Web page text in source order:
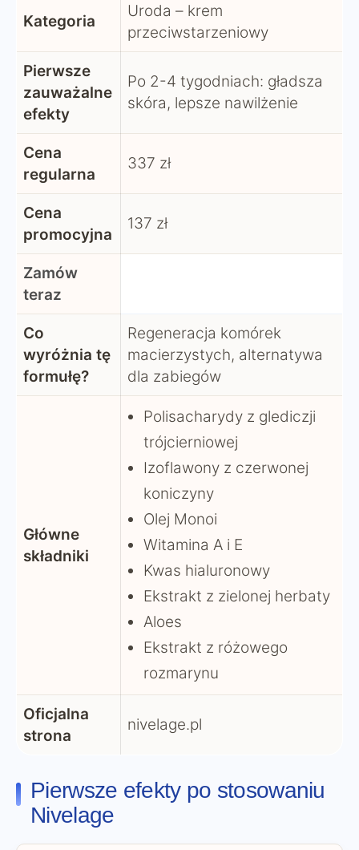
Kategoria
Uroda – krem
przeciwstarzeniowy
Pierwsze
zauważalne
efekty
Po 2-4 tygodniach: gładsza
skóra, lepsze nawilżenie
Cena
regularna
337 zł
Cena
promocyjna
137 zł
Zamów
teraz
Co
wyróżnia tę
formułę?
Regeneracja komórek
macierzystych, alternatywa
dla zabiegów
Główne
składniki
Polisacharydy z glediczji
trójcierniowej
Izoflawony z czerwonej
koniczyny
Olej Monoi
Witamina A i E
Kwas hialuronowy
Ekstrakt z zielonej herbaty
Aloes
Ekstrakt z różowego
rozmarynu
Oficjalna
strona
nivelage.pl
Pierwsze efekty po stosowaniu
Nivelage